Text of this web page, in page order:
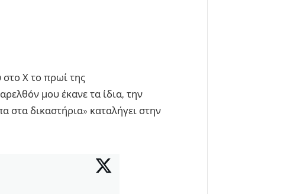
Χ το πρωί της
μου έκανε τα ίδια, την
στα δικαστήρια» καταλήγει στην